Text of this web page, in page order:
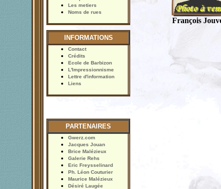
Les metiers
Noms de rues
INFORMATIONS
Contact
Crédits
Ecole de Barbizon
L'Impressionnisme
Lettre d'information
Liens
PARTENAIRES
Gwerz.com
Jacques Jouan
Brice Malézieux
Galerie Rehs
Eric Freysselinard
Ph. Léon Couturier
Maurice Malézieux
Désiré Laugée
François